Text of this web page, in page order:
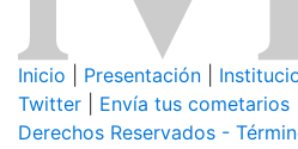
Inicio Presentación
Twitter
Envía tus cometarios
Derechos Reservados -